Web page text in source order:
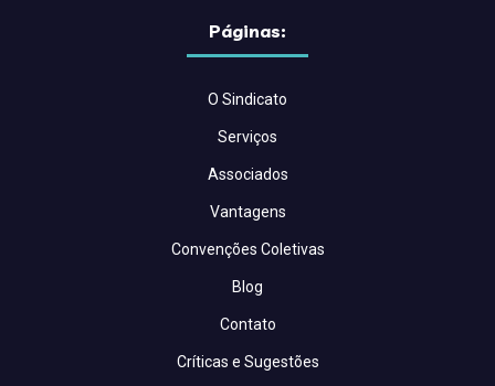
Páginas:
O Sindicato
Serviços
Associados
Vantagens
Convenções Coletivas
Blog
Contato
Críticas e Sugestões